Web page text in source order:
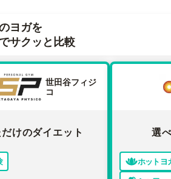
ヨガを
サクッと比較
世田谷フィジ
コ
けのダイエット 選
ホットヨ